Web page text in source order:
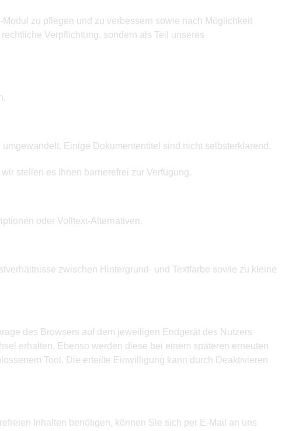
zu pflegen und zu verbessern sowie nach Möglichkeit
Verpflichtung, sondern als Teil unseres
Einige Dokumententitel sind nicht selbsterklärend.
stellen es Ihnen barrierefrei zur Verfügung.
oder Volltext-Alternativen.
zwischen Hintergrund- und Textfarbe sowie zu kleine
des Browsers auf dem jeweiligen Endgerät des Nutzers
erhalten. Ebenso werden diese bei einem späteren erneuten
Tool. Die erteilte Einwilligung kann durch Deaktivieren
Inhalten benötigen, können Sie sich per E-Mail an uns